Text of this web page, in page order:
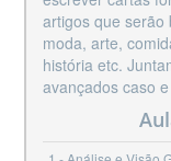
artigos que serão
moda, arte,
história etc.
avançados caso